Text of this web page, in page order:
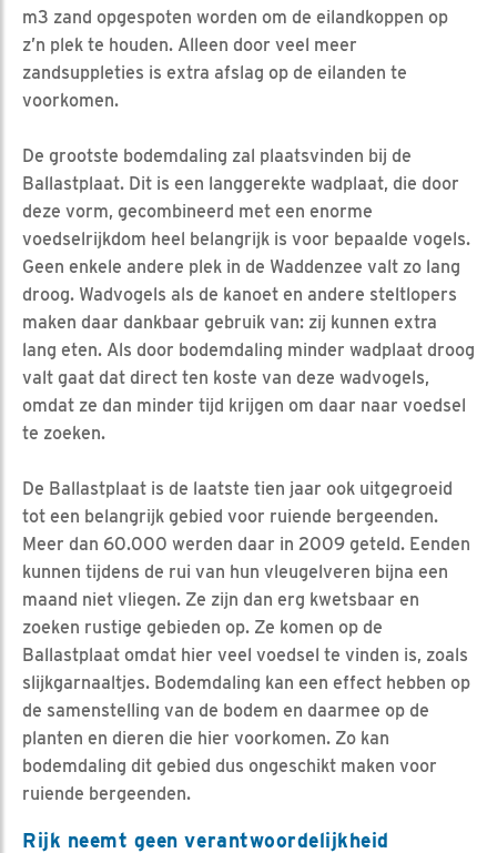
m3 zand opgespoten worden om de eilandkoppen op
z’n plek te houden. Alleen door veel meer
zandsuppleties is extra afslag op de eilanden te
voorkomen.
De grootste bodemdaling zal plaatsvinden bij de
Ballastplaat. Dit is een langgerekte wadplaat, die door
deze vorm, gecombineerd met een enorme
voedselrijkdom heel belangrijk is voor bepaalde vogels.
Geen enkele andere plek in de Waddenzee valt zo lang
droog. Wadvogels als de kanoet en andere steltlopers
maken daar dankbaar gebruik van: zij kunnen extra
lang eten. Als door bodemdaling minder wadplaat droog
valt gaat dat direct ten koste van deze wadvogels,
omdat ze dan minder tijd krijgen om daar naar voedsel
te zoeken.
De Ballastplaat is de laatste tien jaar ook uitgegroeid
tot een belangrijk gebied voor ruiende bergeenden.
Meer dan 60.000 werden daar in 2009 geteld. Eenden
kunnen tijdens de rui van hun vleugelveren bijna een
maand niet vliegen. Ze zijn dan erg kwetsbaar en
zoeken rustige gebieden op. Ze komen op de
Ballastplaat omdat hier veel voedsel te vinden is, zoals
slijkgarnaaltjes. Bodemdaling kan een effect hebben op
de samenstelling van de bodem en daarmee op de
planten en dieren die hier voorkomen. Zo kan
bodemdaling dit gebied dus ongeschikt maken voor
ruiende bergeenden.
Rijk neemt geen verantwoordelijkheid